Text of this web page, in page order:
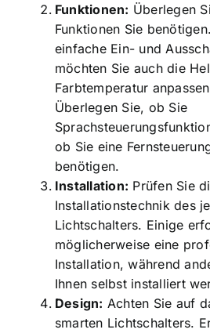
Funktionen: Überlegen
Funktionen Sie
einfache Ein- und
möchten Sie auch die
Farbtemperatur
Überlegen Sie, ob Sie
ob Sie eine
benötigen.
Installation: Prüfen Sie
Installationstechnik des
Lichtschalters. Einige
möglicherweise eine
Installation, während
Ihnen selbst installiert
Design: Achten Sie auf
smarten Lichtschalters.